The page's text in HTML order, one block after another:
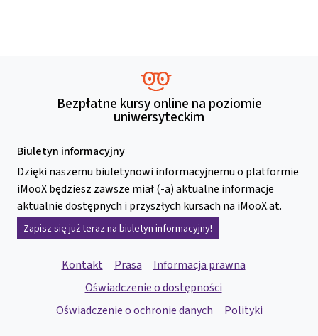
Bezpłatne kursy online na poziomie
uniwersyteckim
Biuletyn informacyjny
Dzięki naszemu biuletynowi informacyjnemu o platformie
iMooX będziesz zawsze miał (-a) aktualne informacje
aktualnie dostępnych i przyszłych kursach na iMooX.at.
Zapisz się już teraz na biuletyn informacyjny!
Kontakt Prasa
Informacja prawna
Oświadczenie o dostępności
Oświadczenie o ochronie danych
Polityki